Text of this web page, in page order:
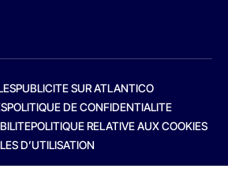
PUBLICITE SUR ATLANTICO
POLITIQUE DE CONFIDENTIALITE
POLITIQUE RELATIVE AUX COOKIES
D’UTILISATION